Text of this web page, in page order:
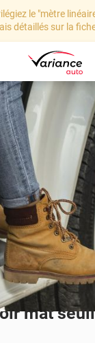
le "mètre
détaillés sur la
mat